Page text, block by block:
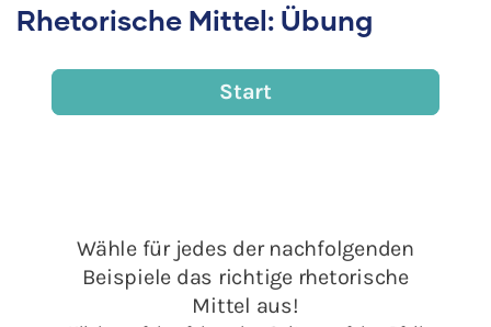
Rhetorische Mittel: Übung